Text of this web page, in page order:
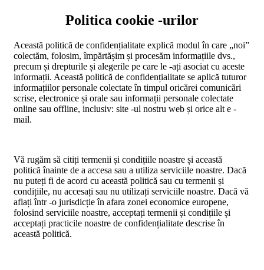
Politica cookie -urilor
Această politică de confidențialitate explică modul în care „noi”
colectăm, folosim, împărtășim și procesăm informațiile dvs.,
precum și drepturile și alegerile pe care le -ați asociat cu aceste
informații. Această politică de confidențialitate se aplică tuturor
informațiilor personale colectate în timpul oricărei comunicări
scrise, electronice și orale sau informații personale colectate
online sau offline, inclusiv: site -ul nostru web și orice alt e -
mail.
Vă rugăm să citiți termenii și condițiile noastre și această
politică înainte de a accesa sau a utiliza serviciile noastre. Dacă
nu puteți fi de acord cu această politică sau cu termenii și
condițiile, nu accesați sau nu utilizați serviciile noastre. Dacă vă
aflați într -o jurisdicție în afara zonei economice europene,
folosind serviciile noastre, acceptați termenii și condițiile și
acceptați practicile noastre de confidențialitate descrise în
această politică.